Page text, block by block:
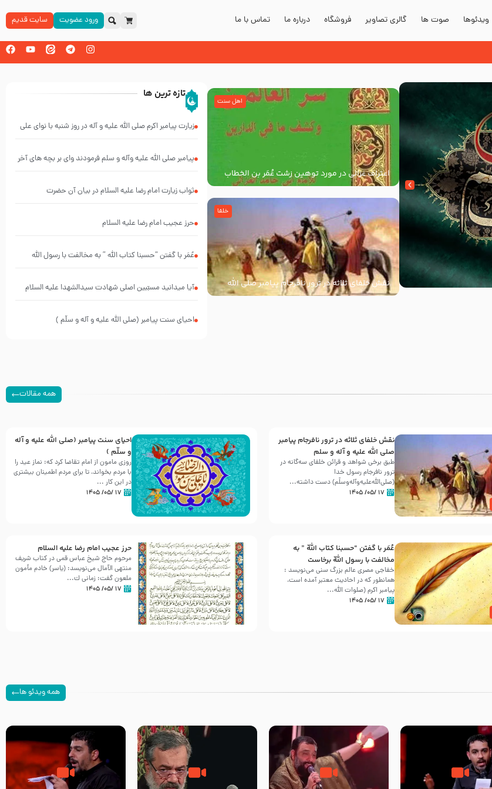
ویدئوها صوت ها گالری تصاویر فروشگاه درباره ما تماس با ما ورود عضویت سایت قدیم
اعتراف غزالی در مورد توهین زشت عُمَر بن الخطاب
به پیامبر اکرم صلی الله علیه و آله و سلم
اهل سنت
نقش خلفای ثلاثه در ترور نافرجام پیامبر صلی الله
علیه و آله و سلم
خلفا
تازه ترین ها
زیارت پیامبر اکرم صلی الله علیه و آله در روز شنبه با نوای علی
پیامبر صلی الله علیه وآله و سلم فرمودند وای بر بچه های آخر
ثواب زیارت امام رضا علیه السلام در بیان آن حضرت
حرز عجیب امام رضا علیه السلام
عُمَر با گفتن “حسبنا كتاب اللّه ” به مخالفت با رسول اللّه
آیا میدانید مسبّبین اصلی شهادت سیدالشهدا علیه ‌السلام
احیای سنت پیامبر (صلی الله علیه و آله و سلّم )
همه مقالات
نقش خلفای ثلاثه در ترور نافرجام پیامبر
صلی الله علیه و آله و سلم
طبق برخی شواهد و قرائن خلفای سه‌گانه در
ترور نافرجام رسول خدا
(صلی‌الله‌علیه‌و‌آله‌وسلّم) دست داشته‌...
۱۷ /۰۵/ ۱۴۰۵
احیای سنت پیامبر (صلی الله علیه و آله
و سلّم )
روزی مامون از امام تقاضا کرد که: نماز عید را
با مردم بخواند، تا برای مردم اطمینان بیشتری
در این کار ...
۱۷ /۰۵/ ۱۴۰۵
عُمَر با گفتن “حسبنا كتاب اللّه ” به
مخالفت با رسول اللّه برخاست
خفاجی مصری عالم بزرگ سنی می‌نویسد :
همانطور که در احادیث معتبر آمده است،
پیامبر اکرم (صلوات اللّه...
۱۷ /۰۵/ ۱۴۰۵
حرز عجیب امام رضا علیه السلام
مرحوم حاج شیخ عباس قمی در کتاب شریف
منتهی الآمال می‌نویسد: (ياسر) خادم مأمون
ملعون گفت: زمانى ك...
۱۷ /۰۵/ ۱۴۰۵
همه ویدئو ها